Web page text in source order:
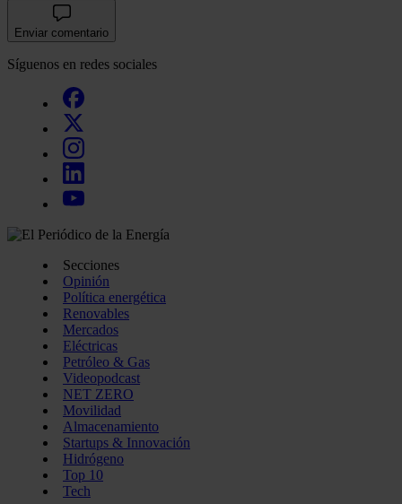
Enviar comentario
Síguenos en redes sociales
Secciones
Opinión
Política energética
Renovables
Mercados
Eléctricas
Petróleo & Gas
Videopodcast
NET ZERO
Movilidad
Almacenamiento
Startups & Innovación
Hidrógeno
Top 10
Tech